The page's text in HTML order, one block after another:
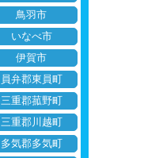
鳥羽市
いなべ市
伊賀市
員弁郡東員町
三重郡菰野町
三重郡川越町
多気郡多気町